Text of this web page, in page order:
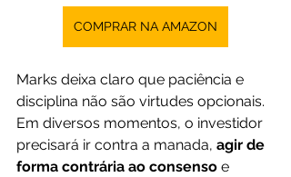
COMPRAR NA AMAZON
Marks deixa claro que paciência e
disciplina não são virtudes opcionais.
Em diversos momentos, o investidor
precisará ir contra a manada, agir de
forma contrária ao consenso e